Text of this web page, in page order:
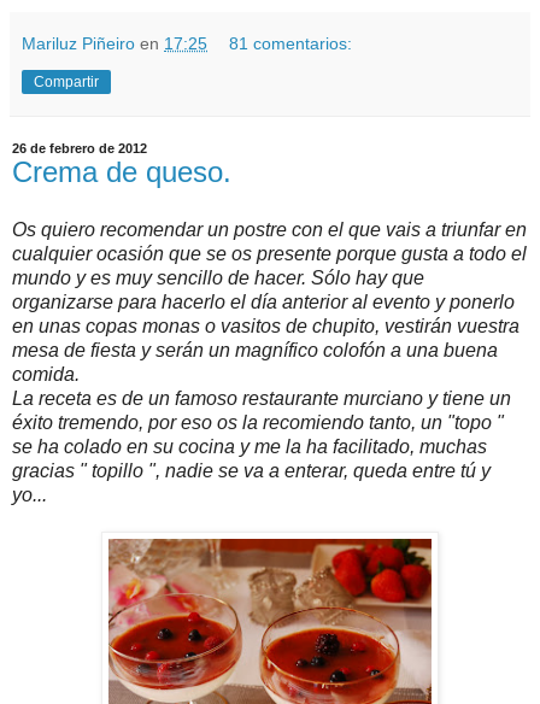
Mariluz Piñeiro en 17:25 81 comentarios:
Compartir
26 de febrero de 2012
Crema de queso.
Os quiero recomendar un postre con el que vais a triunfar en
cualquier ocasión que se os presente porque gusta a todo el
mundo y es muy sencillo de hacer. Sólo hay que
organizarse para hacerlo el día anterior al evento y ponerlo
en unas copas monas o vasitos de chupito, vestirán vuestra
mesa de fiesta y serán un magnífico colofón a una buena
comida.
La receta es de un famoso restaurante murciano y tiene un
éxito tremendo, por eso os la recomiendo tanto, un "topo "
se ha colado en su cocina y me la ha facilitado, muchas
gracias " topillo ", nadie se va a enterar, queda entre tú y
yo...